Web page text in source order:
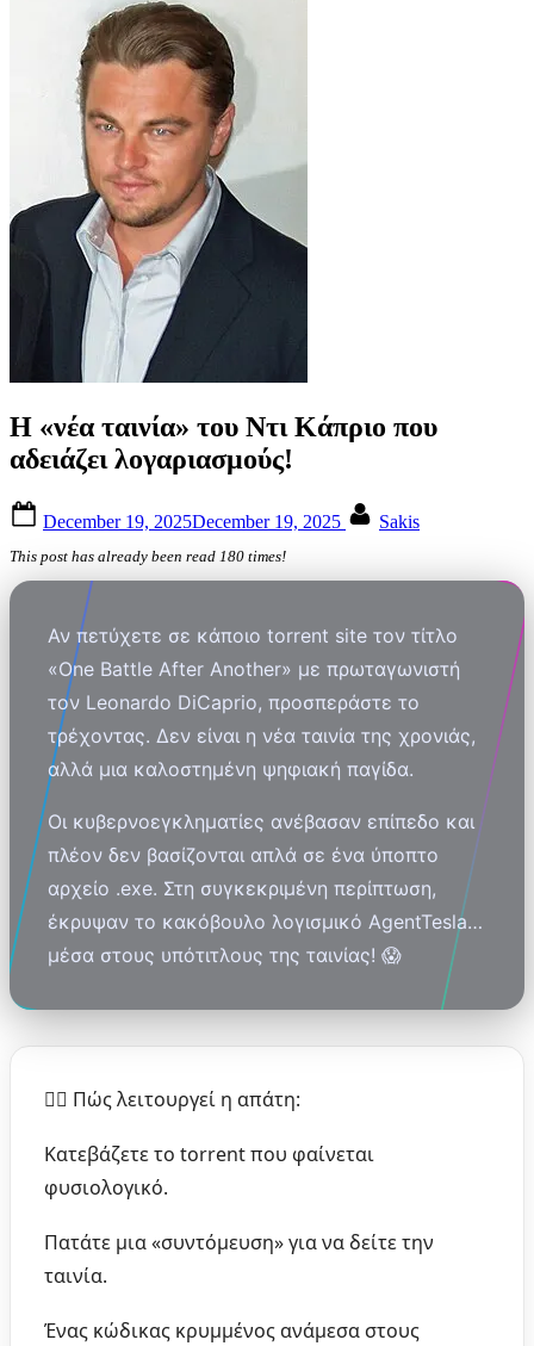
Η «νέα ταινία» του Ντι Κάπριο που
αδειάζει λογαριασμούς!
on
December 19, 2025December 19, 2025 Sakis
This post has already been read 180 times!
Αν πετύχετε σε κάποιο torrent site τον τίτλο
«One Battle After Another» με πρωταγωνιστή
τον Leonardo DiCaprio, προσπεράστε το
τρέχοντας. Δεν είναι η νέα ταινία της χρονιάς,
αλλά μια καλοστημένη ψηφιακή παγίδα.
Οι κυβερνοεγκληματίες ανέβασαν επίπεδο και
πλέον δεν βασίζονται απλά σε ένα ύποπτο
αρχείο .exe. Στη συγκεκριμένη περίπτωση,
έκρυψαν το κακόβουλο λογισμικό AgentTesla…
μέσα στους υπότιτλους της ταινίας! 😱
🕵️‍♂️ Πώς λειτουργεί η απάτη:
Κατεβάζετε το torrent που φαίνεται
φυσιολογικό.
Πατάτε μια «συντόμευση» για να δείτε την
ταινία.
Ένας κώδικας κρυμμένος ανάμεσα στους